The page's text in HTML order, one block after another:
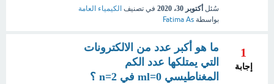
سُئل أكتوبر 30، 2020 في تصنيف الكيمياء العامة
بواسطة Fatima As
1
إجابة
ما هو أكبر عدد من الالكترونات
التي يمتلكها عدد الكم
المغناطيسي ml=0 في n=2 ؟